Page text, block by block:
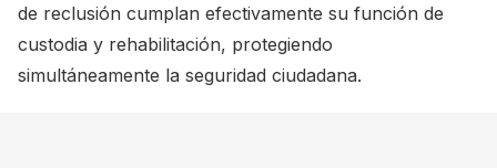
de reclusión cumplan efectivamente su función de
custodia y rehabilitación, protegiendo
simultáneamente la seguridad ciudadana.